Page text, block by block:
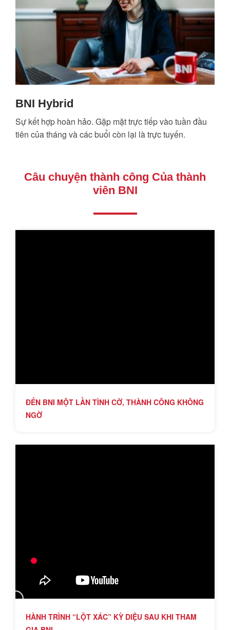
BNI Hybrid
Sự kết hợp hoàn hảo. Gặp mặt trực tiếp vào tuần đầu
tiên của tháng và các buổi còn lại là trực tuyến.
Câu chuyện thành công Của thành
viên BNI
ĐẾN BNI MỘT LẦN TÌNH CỜ, THÀNH CÔNG KHÔNG
NGỜ
HÀNH TRÌNH “LỘT XÁC” KỲ DIỆU SAU KHI THAM